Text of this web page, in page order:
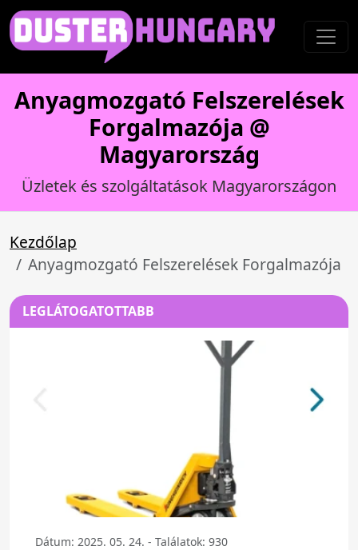
Anyagmozgató Felszerelések
Forgalmazója @
Magyarország
Üzletek és szolgáltatások Magyarországon
Kezdőlap
Anyagmozgató Felszerelések Forgalmazója
LEGLÁTOGATOTTABB
Dátum: 2025. 05. 24. - Találatok: 930